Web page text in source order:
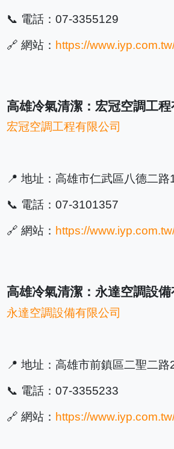
📞 電話：07-3355129
🔗 網站： https://
高雄冷氣清潔：宏冠空調工程
宏冠空調工程有限公司
📍 地址：高雄市仁武區八德二
📞 電話：07-3101357
🔗 網站： https://
高雄冷氣清潔：永達空調設備
永達空調設備有限公司
📍 地址：高雄市前鎮區二聖二路
📞 電話：07-3355233
🔗 網站： https://